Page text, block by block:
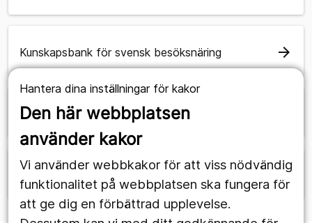
Hantera dina inställningar för kakor
Den här webbplatsen
använder kakor
Vi använder webbkakor för att viss nödvändig
funktionalitet på webbplatsen ska fungera för
att ge dig en förbättrad upplevelse.
Kunskapsbank för svensk besöksnäring arrow_forward
Om oss
Internationella resenärer arrow_forward